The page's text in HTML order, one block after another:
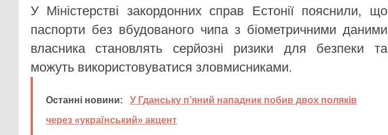
У Міністерстві закордонних справ Естонії пояснили, що
паспорти без вбудованого чипа з біометричними даними
власника становлять серйозні ризики для безпеки та
можуть використовуватися зловмисниками.
Останні новини:
У Гданську п’яний нападник побив двох поляків
через «український» акцент